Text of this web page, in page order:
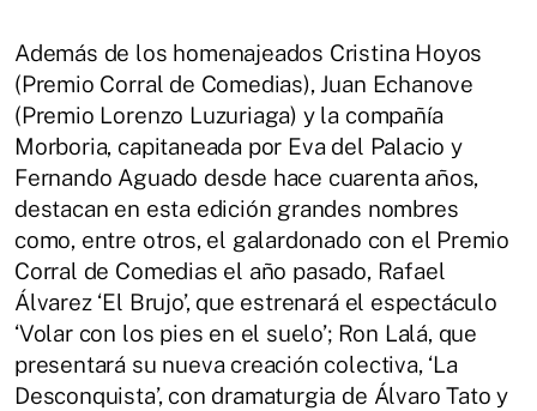
Además de los homenajeados Cristina Hoyos
(Premio Corral de Comedias), Juan Echanove
(Premio Lorenzo Luzuriaga) y la compañía
Morboria, capitaneada por Eva del Palacio y
Fernando Aguado desde hace cuarenta años,
destacan en esta edición grandes nombres
como, entre otros, el galardonado con el Premio
Corral de Comedias el año pasado, Rafael
Álvarez ‘El Brujo’, que estrenará el espectáculo
‘Volar con los pies en el suelo’; Ron Lalá, que
presentará su nueva creación colectiva, ‘La
Desconquista’, con dramaturgia de Álvaro Tato y